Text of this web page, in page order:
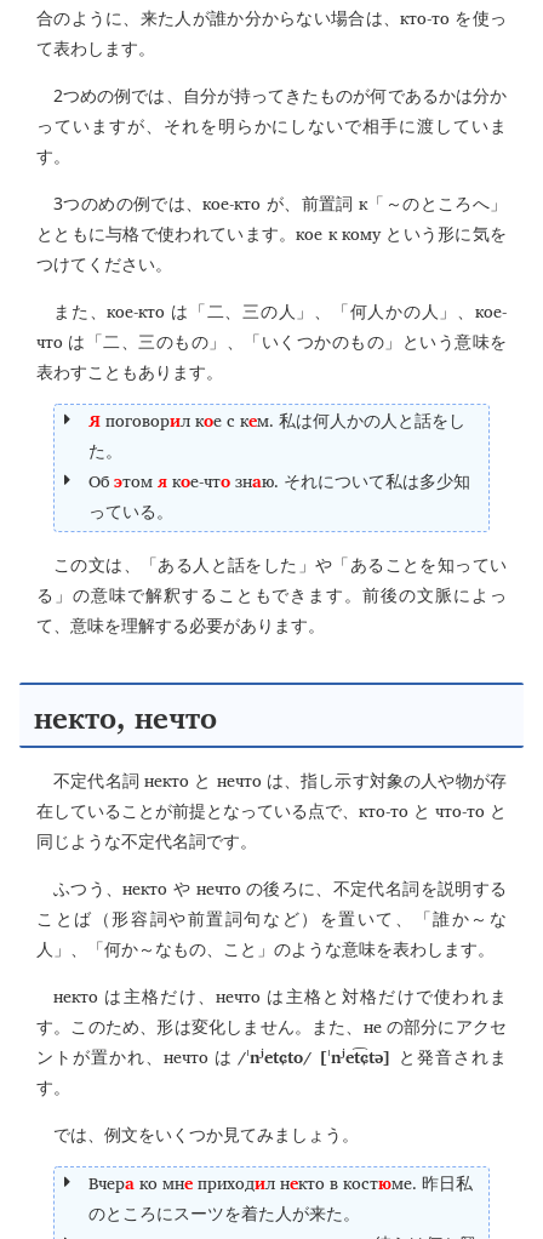
合のように、来た人が誰か分からない場合は、кто-то を使っ
て表わします。
2つめの例では、自分が持ってきたものが何であるかは分か
っていますが、それを明らかにしないで相手に渡していま
す。
3つのめの例では、кое-кто が、前置詞 к 「～のところへ」
とともに与格で使われています。кое к комуという形に気を
つけてください。
また、кое-кто は「二、三の人」、「何人かの人」、кое-
что は「二、三のもの」、「いくつかのもの」という意味を
表わすこともあります。
Япоговорил кое с кем. 私は何人かの人と話をし
た。
Обэтомякое-чтознаю. それについて私は多少知
っている。
この文は、「ある人と話をした」や「あることを知ってい
る」の意味で解釈することもできます。前後の文脈によっ
て、意味を理解する必要があります。
некто, нечто
不定代名詞некто と нечто は、指し示す対象の人や物が存
在していることが前提となっている点で、 кто-то と что-то と
同じような不定代名詞です。
ふつう、некто や нечто の後ろに、不定代名詞を説明する
ことば（形容詞や前置詞句など）を置いて、「誰か～な
人」、「何か～なもの、こと」のような意味を表わします。
некто は主格だけ、нечто は主格と対格だけで使われま
す。このため、形は変化しません。また、 неの部分にアクセ
ントが置かれ、 нечто は /ˈnʲetɕto/ [ˈnʲet͡ɕtə] と発音されま
す。
では、例文をいくつか見てみましょう。
Вчерако мнеприходил некто в костюме. 昨日私
のところにスーツを着た人が来た。